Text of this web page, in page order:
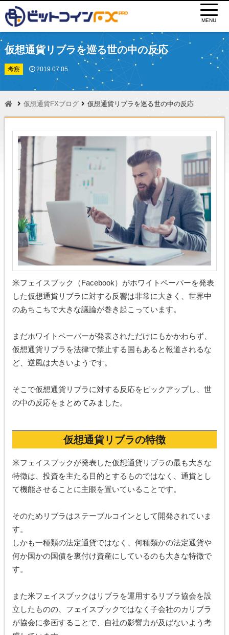
MENU
仮想通貨リブラを巡る世の中の反応
考察 2019.07.05.
仮想通貨FXブログ 仮想通貨リブラを巡る世の中の反応
米フェイスブック（Facebook）がホワイトペーパーを発表
した仮想通貨リブラに対する反響は非常に大きく、世界中
のあちこちで大きな議論が巻き起こっています。
まだホワイトペーパーが発表されただけにもかかわらず、
仮想通貨リブラを法律で禁止する国もあると報道されるな
ど、逆風は大きいようです。
そこで仮想通貨リブラに対する反応をピックアップし、世
の中の反応をまとめてみました。
仮想通貨リブラの特徴
米フェイスブックが発表した仮想通貨リブラの最も大きな
特徴は、投資を主たる目的とするものではなく、通貨とし
て機能させることに主眼を置いていることです。
そのためリブラはステーブルコインとして開発されていま
す。
しかも一種類の法定通貨ではなく、何種類かの法定通貨や
何か国かの国債を裏付け資産にしているのも大きな特徴で
す。
また米フェイスブックはリブラを運用するリブラ協会を設
立したものの、フェイスブックではなく子会社のカリブラ
が協会に参画することで、自社の影響力が及ばないよう考